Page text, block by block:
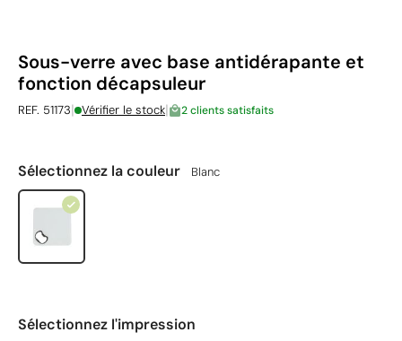
Sous-verre avec base antidérapante et
fonction décapsuleur
REF. 51173| Vérifier le stock| 2 clients satisfaits
Sélectionnez la couleur Blanc
Sélectionnez l'impression